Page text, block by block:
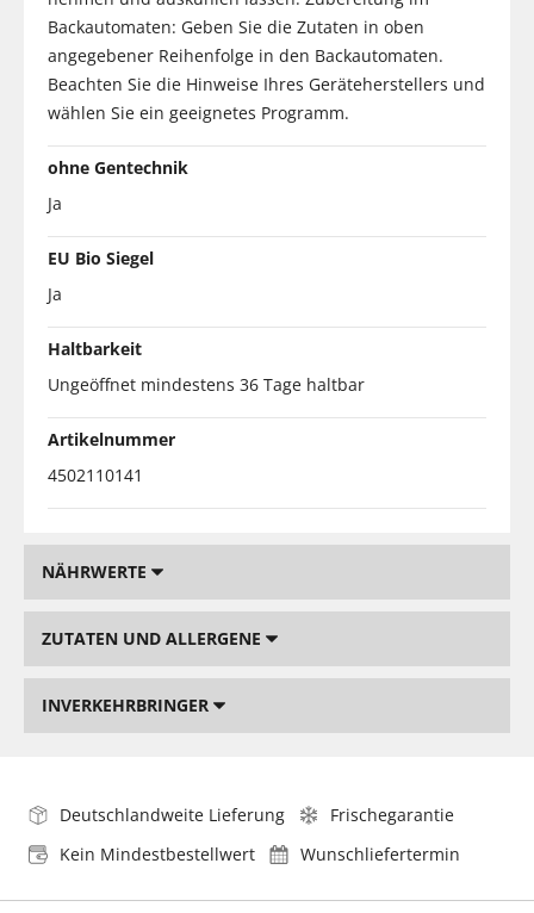
Backautomaten: Geben Sie die Zutaten in oben
angegebener Reihenfolge in den Backautomaten.
Beachten Sie die Hinweise Ihres Geräteherstellers und
wählen Sie ein geeignetes Programm.
ohne Gentechnik
Ja
EU Bio Siegel
Ja
Haltbarkeit
Ungeöffnet mindestens 36 Tage haltbar
Artikelnummer
4502110141
NÄHRWERTE
ZUTATEN UND ALLERGENE
INVERKEHRBRINGER
Deutschlandweite Lieferung
Frischegarantie
Kein Mindestbestellwert
Wunschliefertermin